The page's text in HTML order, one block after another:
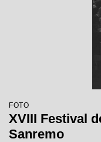
FOTO
XVIII Festival
Sanremo